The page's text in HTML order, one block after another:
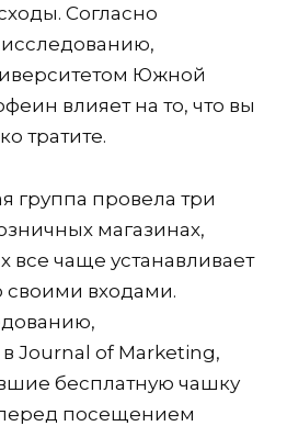
Согласно
Южной
влияет на то, что вы
тратите.
группа провела три
магазинах,
все чаще устанавливает
входами.
Journal of Marketing,
бесплатную чашку
посещением